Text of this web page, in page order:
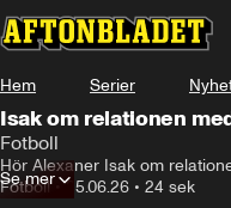
Hem Serier
Isak om relationen
Fotboll
Hör Alexaner Isak om
Fotboll•25.06.26 • 24 sek
Se mer